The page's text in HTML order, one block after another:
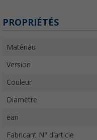
PROPRIÉTÉS
Matériau
Version
Couleur
Diamètre
ean
Fabricant N° d'article